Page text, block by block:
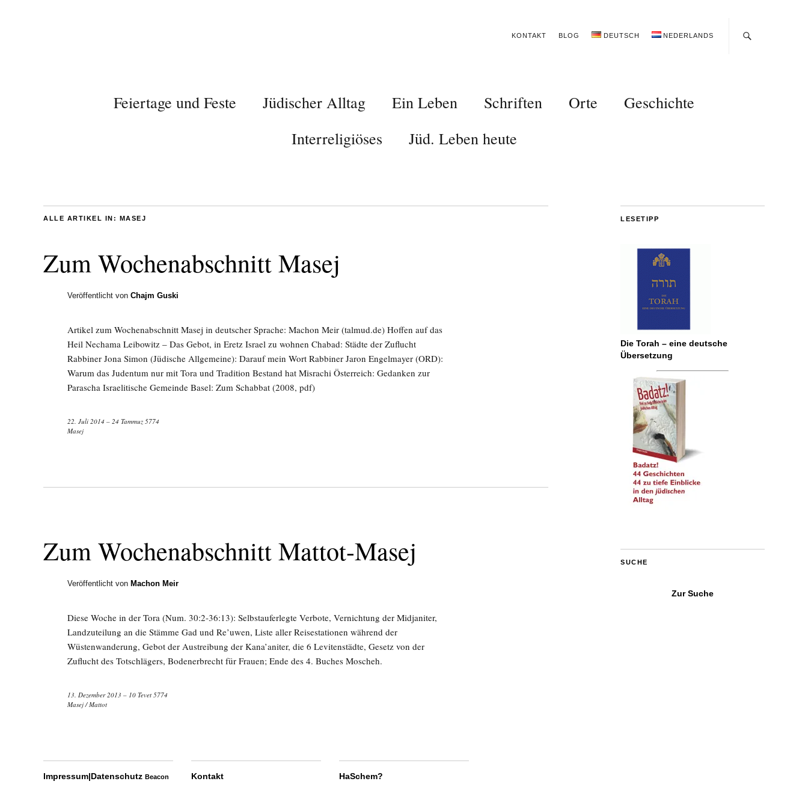
KONTAKT BLOG DEUTSCH NEDERLANDS
Feiertage und Feste Jüdischer Alltag Ein Leben Schriften Orte
Geschichte
Interreligiöses
Jüd. Leben heute
ALLE ARTIKEL IN: MASEJ
Zum Wochenabschnitt Masej
Veröffentlicht von Chajm Guski
Artikel zum Wochenabschnitt Masej in deutscher Sprache: Machon Meir (talmud.de) Hoffen auf das
Heil Nechama Leibowitz – Das Gebot, in Eretz Israel zu wohnen Chabad: Städte der Zuflucht
Rabbiner Jona Simon (Jüdische Allgemeine): Darauf mein Wort Rabbiner Jaron Engelmayer (ORD):
Warum das Judentum nur mit Tora und Tradition Bestand hat Misrachi Österreich: Gedanken zur
Parascha Israelitische Gemeinde Basel: Zum Schabbat (2008, pdf)
22. Juli 2014 – 24 Tammuz 5774
Masej
Zum Wochenabschnitt Mattot-Masej
Veröffentlicht von Machon Meir
Diese Woche in der Tora (Num. 30:2-36:13): Selbstauferlegte Verbote, Vernichtung der Midjaniter,
Landzuteilung an die Stämme Gad und Re’uwen, Liste aller Reisestationen während der
Wüstenwanderung, Gebot der Austreibung der Kana’aniter, die 6 Levitenstädte, Gesetz von der
Zuflucht des Totschlägers, Bodenerbrecht für Frauen; Ende des 4. Buches Moscheh.
13. Dezember 2013 – 10 Tevet 5774
Masej/Mattot
LESETIPP
Die Torah – eine deutsche
Übersetzung
SUCHE
Zur Suche
Impressum|Datenschutz Beacon Kontakt HaSchem?